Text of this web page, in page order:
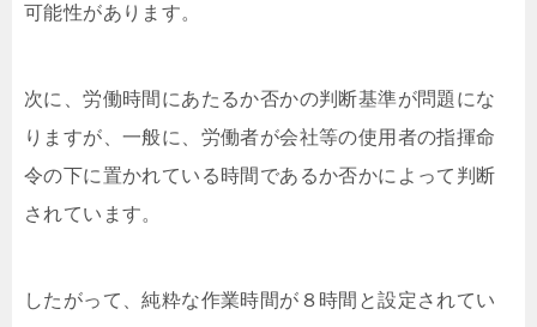
可能性があります。
次に、労働時間にあたるか否かの判断基準が問題にな
りますが、⼀般に、労働者が会社等の使⽤者の指揮命
令の下に置かれている時間であるか否かによって判断
されています。
したがって、純粋な作業時間が８時間と設定されてい